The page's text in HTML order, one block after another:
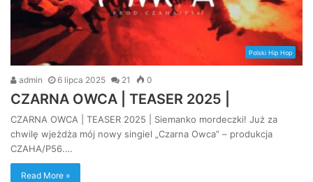
Polski Hip Hop
admin 6 lipca 2025 21 0
CZARNA OWCA | TEASER 2025 |
CZARNA OWCA | TEASER 2025 | Siemanko mordeczki! Już za
chwilę wjeżdża mój nowy singiel „Czarna Owca” – produkcja
CZAHA/P56.…
Read More »